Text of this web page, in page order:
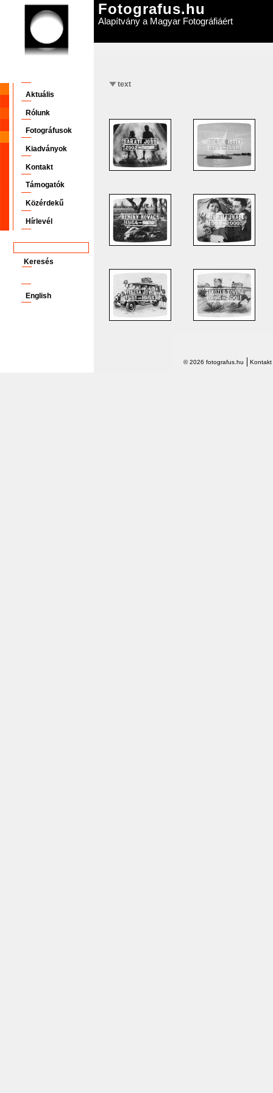
Fotografus.hu
Alapítvány a Magyar Fotográfiáért
Aktuális
Rólunk
Fotográfusok
Kiadványok
Kontakt
Támogatók
Közérdekű
Hírlevél
English
text
© 2026 fotografus.hu Kontakt